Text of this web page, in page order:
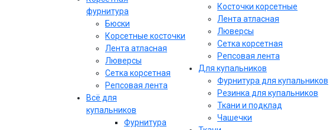
фурнитура
Бюски
Корсетные косточки
Лента атласная
Люверсы
Сетка корсетная
Репсовая лента
Всё для
купальников
Фурнитура
Косточки корсетные
Лента атласная
Люверсы
Сетка корсетная
Репсовая лента
Для купальников
Фурнитура для купальников
Резинка для купальников
Ткани и подклад
Чашечки